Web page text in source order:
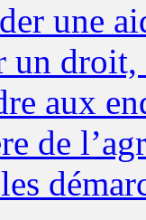
une
un droit,
aux
de